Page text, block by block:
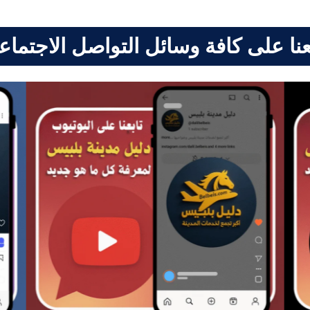
على كافة وسائل التواصل